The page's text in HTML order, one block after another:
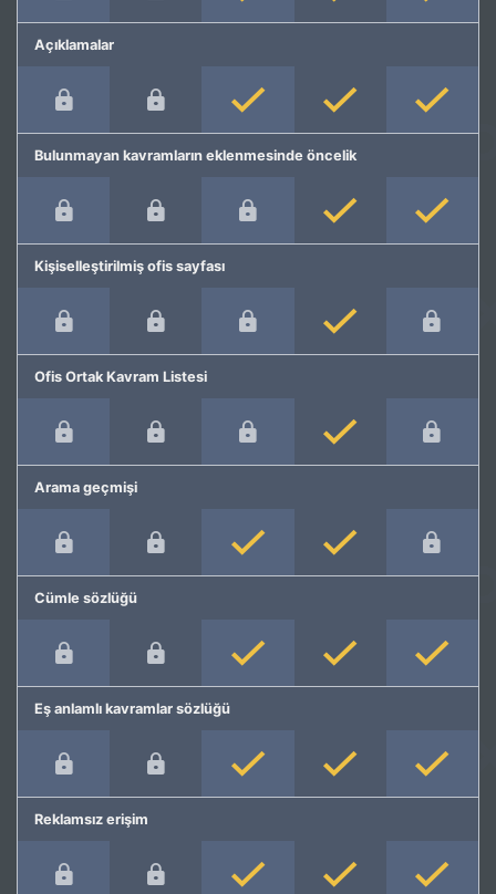
Açıklamalar
Bulunmayan kavramların eklenmesinde öncelik
Kişiselleştirilmiş ofis sayfası
Ofis Ortak Kavram Listesi
Arama geçmişi
Cümle sözlüğü
Eş anlamlı kavramlar sözlüğü
Reklamsız erişim